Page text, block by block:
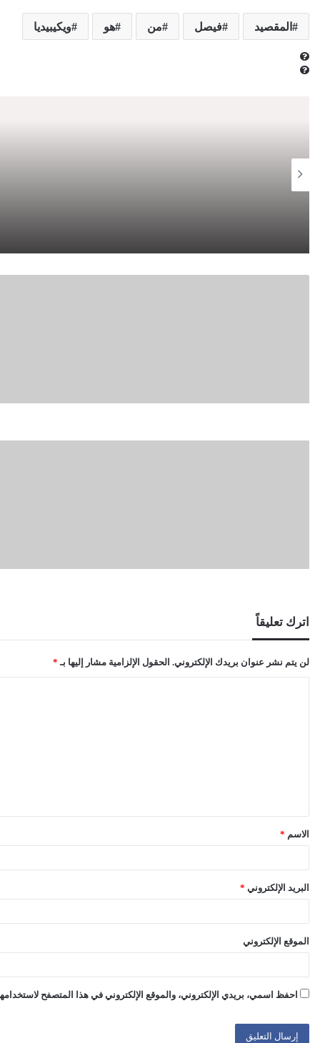
المقصيد فيصل من هو ويكيبيديا
اترك تعليقاً
لن يتم نشر عنوان بريدك الإلكتروني. الحقول الإلزامية مشار إليها بـ *
ق
*الاسم *
البريد الإلكتروني *
الموقع الإلكتروني
احفظ اسمي، بريدي الإلكتروني، والموقع الإلكتروني في هذا المتصفح